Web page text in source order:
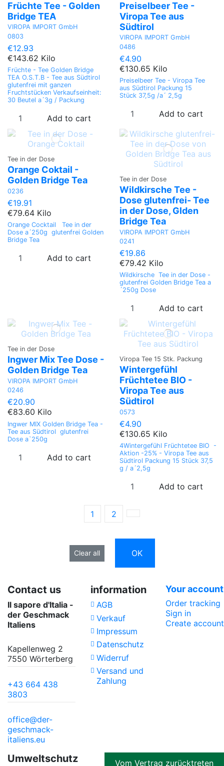
Früchte Tee - Golden
Bridge TEA
VIROPA IMPORT GmbH
0803
€12.93
€143.62 Kilo
Früchte - Tee Golden Bridge
TEA O.S.T.B - Tee aus Südtirol
glutenfrei mit ganzen
Fruchtstücken Verkaufseinheit:
30 Beutel a´3g / Packung
Add to cart
Preiselbeer Tee -
Viropa Tee aus
Südtirol
VIROPA IMPORT GmbH
0486
€4.90
€130.65 Kilo
Preiselbeer Tee - Viropa Tee
aus Südtirol Packung 15
Stück 37,5g /a´ 2,5g
Add to cart
Tee in der Dose
Orange Coktail -
Golden Bridge Tea
0236
€19.91
€79.64 Kilo
Orange Cocktail Tee in der
Dose a´250g glutenfrei Golden
Bridge Tea
Add to cart
Tee in der Dose
Wildkirsche Tee -
Dose glutenfrei- Tee
in der Dose, Glden
Bridge Tea
VIROPA IMPORT GmbH
0241
€19.86
€79.42 Kilo
Wildkirsche Tee in der Dose -
glutenfrei Golden Bridge Tea a
´250g Dose
Add to cart
Tee in der Dose
Ingwer Mix Tee Dose -
Golden Bridge Tea
VIROPA IMPORT GmbH
0246
€20.90
€83.60 Kilo
Ingwer MIX Golden Bridge Tea -
Tee aus Südtirol glutenfrei
Dose a`250g
Add to cart
Viropa Tee 15 Stk. Packung
Wintergefühl
Früchtetee BIO -
Viropa Tee aus
Südtirol
0573
€4.90
€130.65 Kilo
4Wintergefühl Früchtetee BIO -
Aktion -25% - Viropa Tee aus
Südtirol Packung 15 Stück 37,5
g / a´2,5g
Add to cart
1 2
Clear all OK
Contact us
Il sapore d'Italia -
der Geschmack
Italiens
Kapellenweg 2
7550 Wörterberg
+43 664 438
3803
office@der-
geschmack-
italiens.eu
information
AGB
Verkauf
Impressum
Datenschutz
Widerruf
Versand und
Zahlung
Your account
Order tracking
Sign in
Create account
Umweltschutz Vom Vertrag zurücktreten